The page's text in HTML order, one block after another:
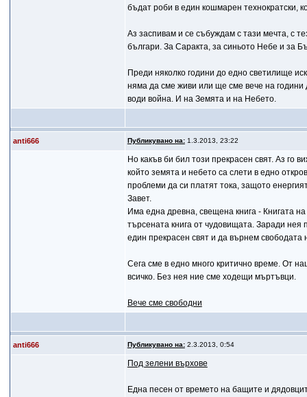
бъдат роби в един кошмарен технократски,
Аз заспивам и се събуждам с тази мечта, с
българи. За Саракта, за синьото Небе и за
Преди няколко години до едно светилище
няма да сме живи или ще сме вече на години
води война. И на Земята и на Небето.
anti666 Публикувано на:1.3.2013, 23:22
Но какъв би бил този прекрасен свят. Аз го
който земята и небето са слети в едно
проблеми да си платят тока, защото
Завет.
Има една древна, свещена книга - Книгата
търсената книга от чудовищата. Заради
един прекрасен свят и да върнем свободата
Сега сме в едно много критично време. От
всичко. Без нея ние сме ходещи мъртъвци.
Вече сме свободни
anti666 Публикувано на:2.3.2013, 0:54
Под зелени върхове
Една песен от времето на бащите и